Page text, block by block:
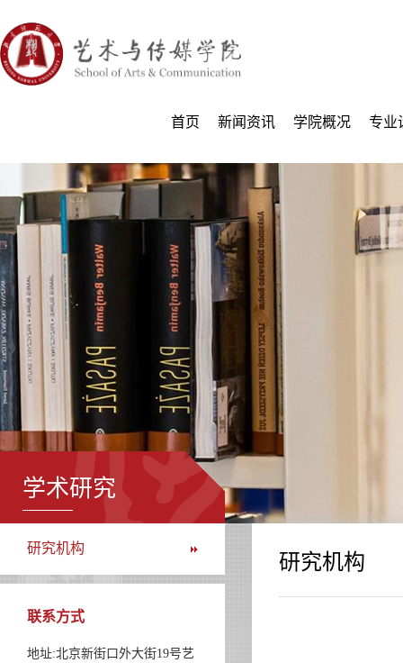
首页 新闻资讯 学院概况 专业
学术研究
研究机构
联系方式
地址:北京新街口外大街19号艺
研究机构